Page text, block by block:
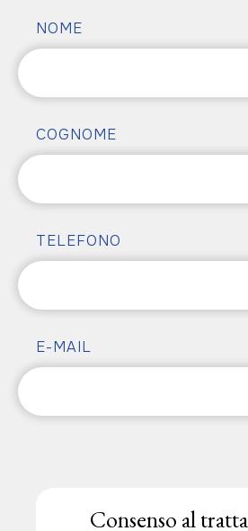
NOME
COGNOME
TELEFONO
E-MAIL
Consenso al